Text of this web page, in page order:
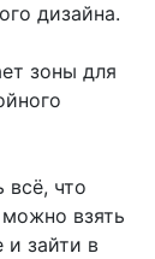
дизайна.
зоны для
всё, что
взять
зайти в